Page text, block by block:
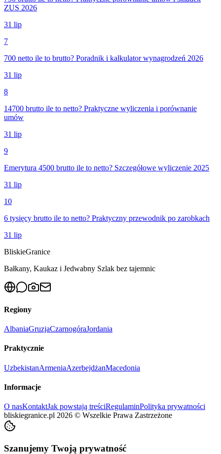
ZUS 2026
31 lip
7
700 netto ile to brutto? Poradnik i kalkulator wynagrodzeń 2026
31 lip
8
14700 brutto ile to netto? Praktyczne wyliczenia i porównanie
umów
31 lip
9
Emerytura 4500 brutto ile to netto? Szczegółowe wyliczenie 2025
31 lip
10
6 tysięcy brutto ile to netto? Praktyczny przewodnik po zarobkach
31 lip
BliskieGranice
Bałkany, Kaukaz i Jedwabny Szlak bez tajemnic
Regiony
AlbaniaGruzjaCzarnogóraJordania
Praktycznie
UzbekistanArmeniaAzerbejdżanMacedonia
Informacje
O nasKontaktJak powstają treściRegulaminPolityka prywatności
bliskiegranice.pl 2026 © Wszelkie Prawa Zastrzeżone
Szanujemy Twoją prywatność